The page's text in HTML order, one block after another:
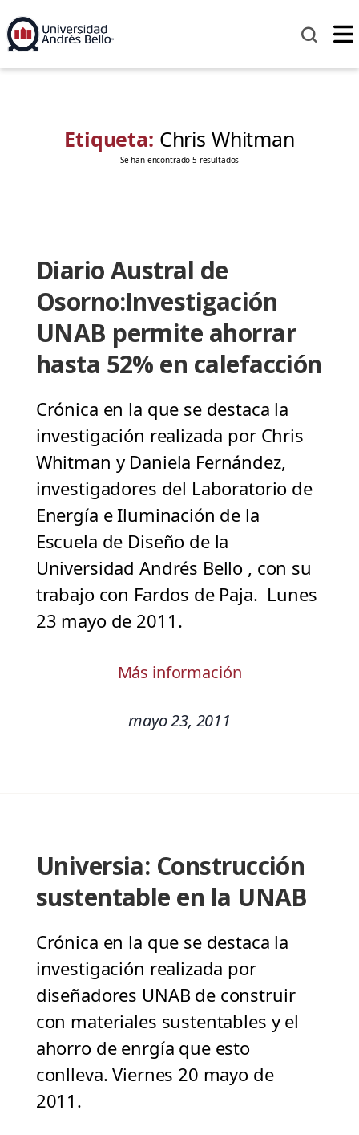
Etiqueta: Chris Whitman
Se han encontrado 5 resultados
Diario Austral de
Osorno:Investigación
UNAB permite ahorrar
hasta 52% en calefacción
Crónica en la que se destaca la
investigación realizada por Chris
Whitman y Daniela Fernández,
investigadores del Laboratorio de
Energía e Iluminación de la
Escuela de Diseño de la
Universidad Andrés Bello , con su
trabajo con Fardos de Paja. Lunes
23 mayo de 2011.
Más información
mayo 23, 2011
Universia: Construcción
sustentable en la UNAB
Crónica en la que se destaca la
investigación realizada por
diseñadores UNAB de construir
con materiales sustentables y el
ahorro de enrgía que esto
conlleva. Viernes 20 mayo de
2011.